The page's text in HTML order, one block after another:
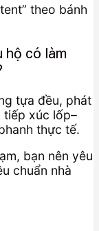
theo bánh
hộ có làm
tựa đều, phát
tiếp xúc lốp–
thực tế.
bạn nên yêu
chuẩn nhà